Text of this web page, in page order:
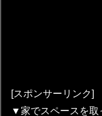
[スポンサーリンク]
▼家でスペースを取